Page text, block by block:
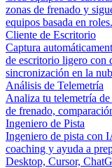
zonas de frenado y
equipos basada en roles.
Cliente de Escritorio
Captura
de escritorio ligero con
sincronización en la
Análisis de Telemetría
Analiza tu telemetría
de frenado,
Ingeniero de Pista
Ingeniero de pista con
coaching y ayuda a
Desktop, Cursor,